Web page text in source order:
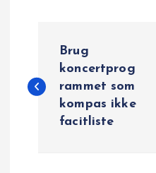
n
Brug
koncertprog
rammet som
kompas ikke
facitliste